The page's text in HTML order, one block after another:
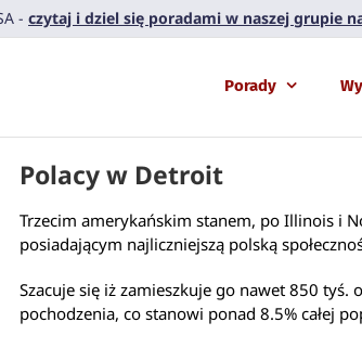
- czytaj i dziel się poradami w naszej grupie
Porady
Polacy w Detroit
Trzecim amerykańskim stanem, po Illinois i
posiadającym najliczniejszą polską
Szacuje się iż zamieszkuje go nawet 850 tyś.
pochodzenia, co stanowi ponad 8.5% całej